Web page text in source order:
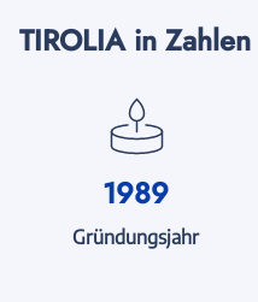
TIROLIA in Zahlen
1989
Gründungsjahr